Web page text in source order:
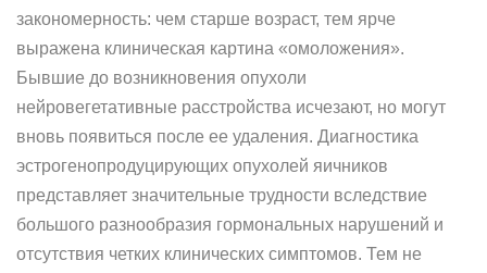
закономерность: чем старше возраст, тем ярче
выражена клиническая картина «омоложения».
Бывшие до возникновения опухоли
нейровегетативные расстройства исчезают, но могут
вновь появиться после ее удаления. Диагностика
эстрогенопродуцирующих опухолей яичников
представляет значительные трудности вследствие
большого разнообразия гормональных нарушений и
отсутствия четких клинических симптомов. Тем не